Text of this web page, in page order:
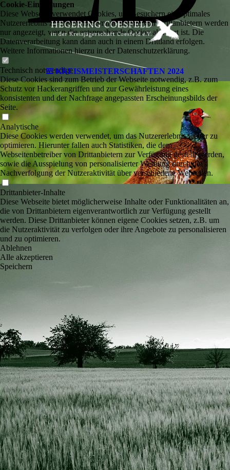
KREISMEISTERSCHAFTEN 2024
Cookie-Einstellungen
Diese Webseite verwendet Cookies, um Besuchern ein optimales
Nutzererlebnis zu bieten. Bestimmte Inhalte von Drittanbietern werden
nur angezeigt, wenn die entsprechende Option aktiviert ist. Die
Datenverarbeitung kann dann auch in einem Drittland erfolgen.
Weitere Informationen hierzu in der Datenschutzerklärung.
Technisch notwendige
Diese Cookies sind zum Betrieb der Webseite notwendig, z.B. zum
Schutz vor Hackerangriffen und zur Gewährleistung eines
konsistenten und der Nachfrage angepassten Erscheinungsbilds der
Seite.
Analytische
Diese Cookies werden verwendet, um das Nutzererlebnis weiter zu
optimieren. Hierunter fallen auch Statistiken, die dem
Webseitenbetreiber von Drittanbietern zur Verfügung gestellt werden,
sowie die Ausspielung von personalisierter Werbung durch die
Nachverfolgung der Nutzeraktivität über verschiedene Webseiten.
Drittanbieter-Inhalte
Diese Webseite bietet möglicherweise Inhalte oder Funktionalitäten an,
die von Drittanbietern eigenverantwortlich zur Verfügung gestellt
werden. Diese Drittanbieter können eigene Cookies setzen, z.B. um
die Nutzeraktivität zu verfolgen oder ihre Angebote zu personalisieren
und zu optimieren.
Ablehnen
Alle akzeptieren
Speichern